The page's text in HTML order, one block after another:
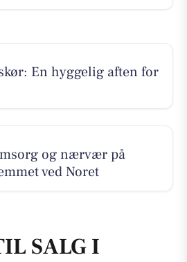
En hyggelig aften for
og nærvær på
ved Noret
SALG I